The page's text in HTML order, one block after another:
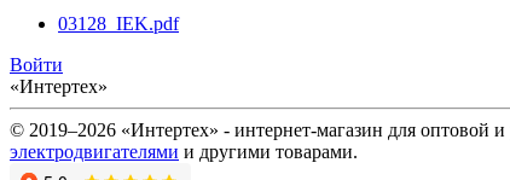
03128_IEK.pdf
Войти
«Интертех»
© 2019–2026 «Интертех» - интернет-магазин для оптовой
электродвигателями и другими товарами.